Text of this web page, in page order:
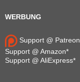
WERBUNG
Support @ Patreon
Support @ Amazon*
Support @ AliExpress*